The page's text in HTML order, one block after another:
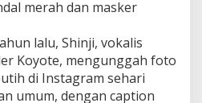
merah dan masker
lalu, Shinji, vokalis
Koyote, mengunggah foto
di Instagram sehari
umum, dengan caption